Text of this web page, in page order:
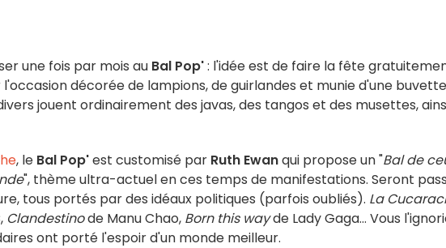
une fois par mois au Bal Pop': l'idée est de faire la fête
l'occasion décorée de lampions, de guirlandes et munie d'une
jouent ordinairement des javas, des tangos et des musettes,
, le Bal Pop'est customisé par Ruth Ewanqui propose un "Bal de
", thème ultra-actuel en ces temps de manifestations. Seront
tous portés par des idéaux politiques (parfois oubliés). La
Clandestinode Manu Chao, Born this wayde Lady Gaga... Vous
ont porté l'espoir d'un monde meilleur.